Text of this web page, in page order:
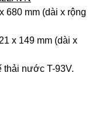
680 mm (dài x rộng
x 149 mm (dài x
thải nước T-93V.